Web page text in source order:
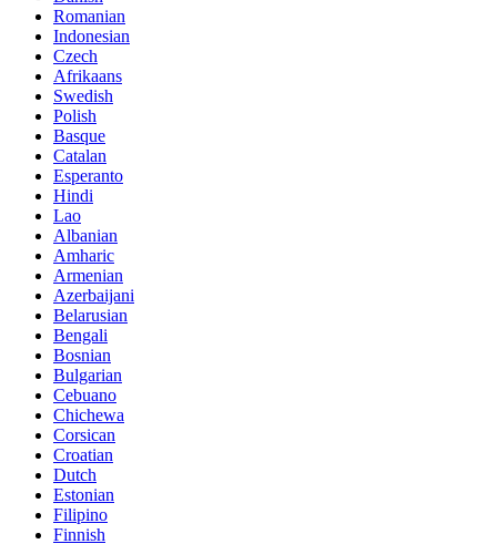
Romanian
Indonesian
Czech
Afrikaans
Swedish
Polish
Basque
Catalan
Esperanto
Hindi
Lao
Albanian
Amharic
Armenian
Azerbaijani
Belarusian
Bengali
Bosnian
Bulgarian
Cebuano
Chichewa
Corsican
Croatian
Dutch
Estonian
Filipino
Finnish